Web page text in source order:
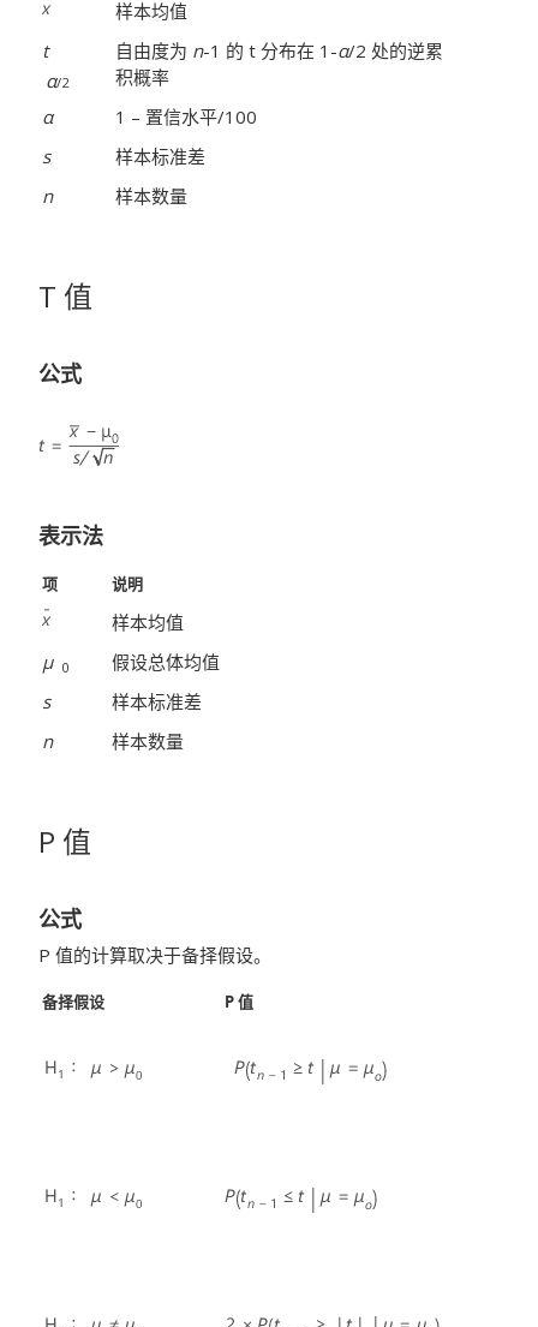
样本均值
t
α/2
自由度为 n-1 的 t 分布在 1-α/2 处的逆累
积概率
α
1 – 置信水平/100
s
样本标准差
n
样本数量
T 值
公式
表示法
项 说明
样本均值
μ 0
假设总体均值
s
样本标准差
n
样本数量
P 值
公式
P 值的计算取决于备择假设。
备择假设 P 值